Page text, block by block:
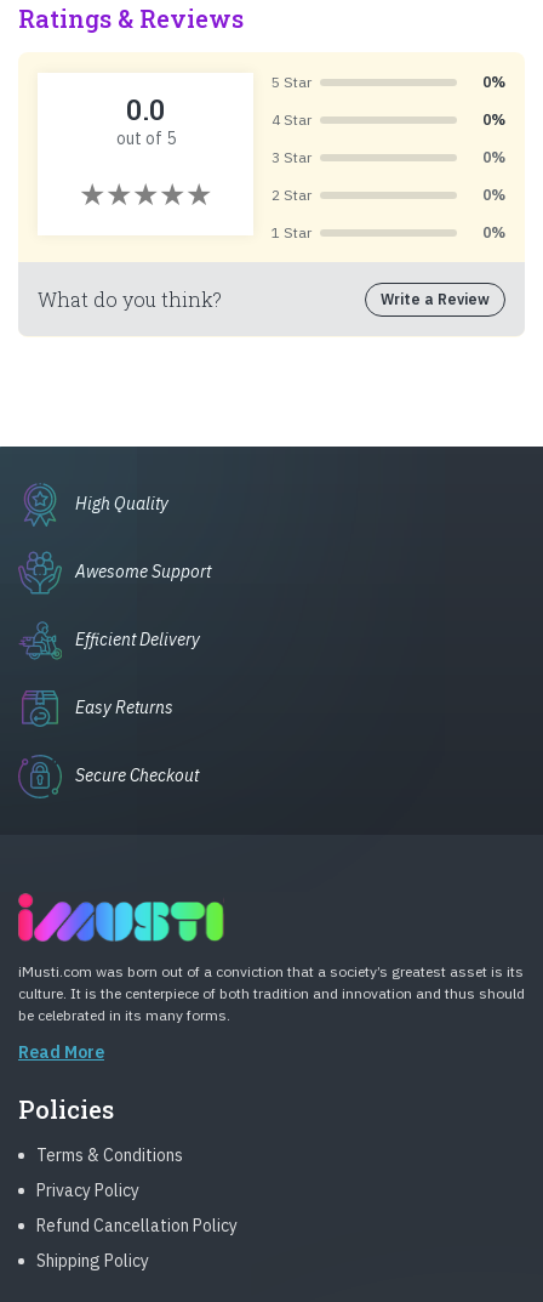
Ratings & Reviews
0.0
out of 5
5 Star 0%
4 Star 0%
3 Star 0%
2 Star 0%
1 Star 0%
What do you think? Write a Review
High Quality
Awesome Support
Efficient Delivery
Easy Returns
Secure Checkout
iMusti.com was born out of a conviction that a society’s greatest asset is its
culture. It is the centerpiece of both tradition and innovation and thus should
be celebrated in its many forms.
Read More
Policies
Terms & Conditions
Privacy Policy
Refund Cancellation Policy
Shipping Policy